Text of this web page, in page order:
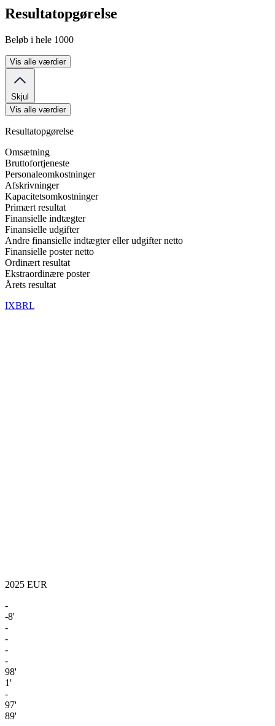
Resultatopgørelse
Beløb i hele 1000
Vis alle værdier
Skjul
Vis alle værdier
Resultatopgørelse
Omsætning
Bruttofortjeneste
Personaleomkostninger
Afskrivninger
Kapacitetsomkostninger
Primært resultat
Finansielle indtægter
Finansielle udgifter
Andre finansielle indtægter eller udgifter netto
Finansielle poster netto
Ordinært resultat
Ekstraordinære poster
Årets resultat
IXBRL
2025 EUR
-
-8'
-
-
-
-
98'
1'
-
97'
89'